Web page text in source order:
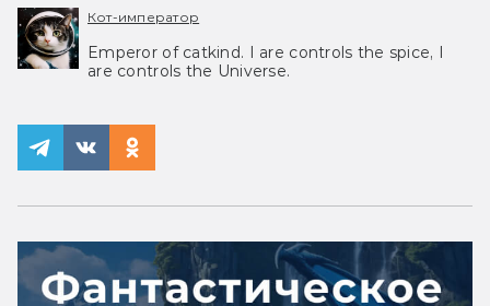
Кот-император
Emperor of catkind. I are controls the spice, I
are controls the Universe.